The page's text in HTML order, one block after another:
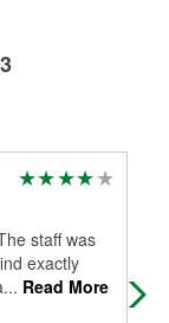
staff was
exactly
... Read More